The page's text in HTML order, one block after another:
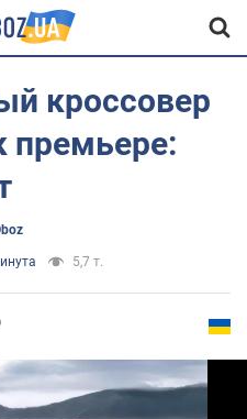
кроссовер
премьере:
5,7 т.